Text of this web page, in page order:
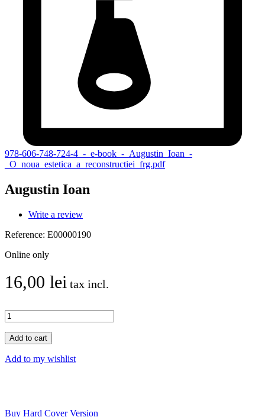
978-606-748-724-4_-_e-book_-_Augustin_Ioan_-
_O_noua_estetica_a_reconstructiei_frg.pdf
Augustin Ioan
Write a review
Reference: E00000190
Online only
16,00 lei tax incl.
Add to cart
Add to my wishlist
Buy Hard Cover Version